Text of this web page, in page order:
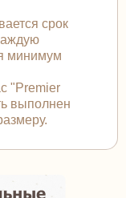
срок
минимум
"Premier
выполнен